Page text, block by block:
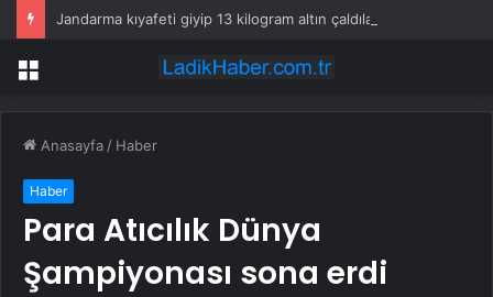
Menü
Anasayfa / Haber
Haber
Para Atıcılık Dünya
Şampiyonası sona erdi